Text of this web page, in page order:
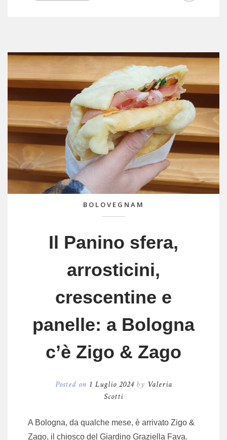
BOLOVEGNAM
Il Panino sfera,
arrosticini,
crescentine e
panelle: a Bologna
c’è Zigo & Zago
Posted on 1 Luglio 2024 by Valeria
Scotti
A Bologna, da qualche mese, è arrivato Zigo &
Zago, il chiosco del Giardino Graziella Fava.